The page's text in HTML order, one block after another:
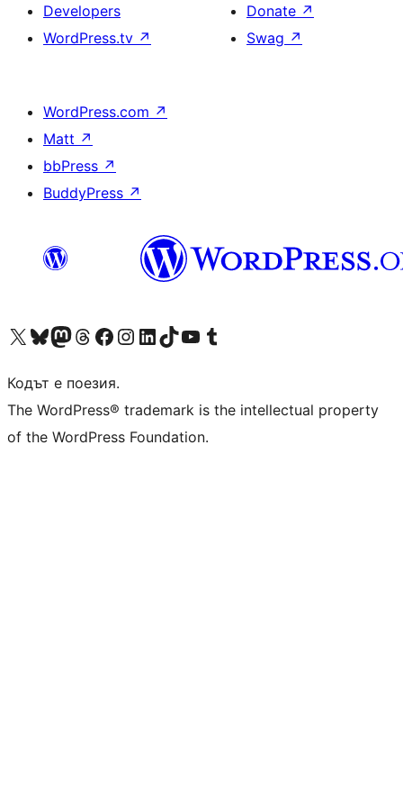
Developers
WordPress.tv ↗
Donate ↗
Swag ↗
WordPress.com ↗
Matt ↗
bbPress ↗
BuddyPress ↗
Visit our X (formerly Twitter) account
Visit our Bluesky account
Visit our Mastodon account
Visit our Threads account
Посетете нашата страница във Facebook
Посетете нашия профил в Instagram
Посетете нашия профил в LinkedIn
Visit our TikTok account
Visit our YouTube channel
Visit our Tumblr account
Кодът е поезия.
The WordPress® trademark is the intellectual property
of the WordPress Foundation.